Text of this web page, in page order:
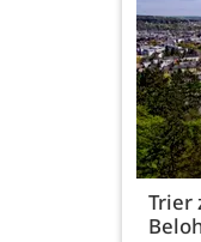
Trier